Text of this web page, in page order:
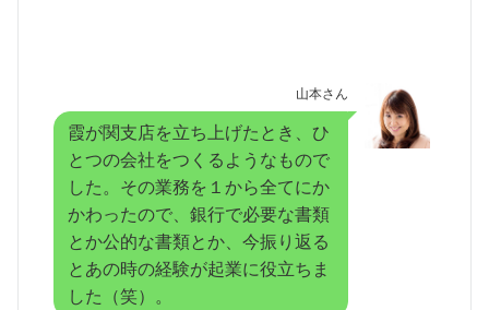
山本さん
霞が関支店を立ち上げたとき、ひ
とつの会社をつくるようなもので
した。その業務を１から全てにか
かわったので、銀行で必要な書類
とか公的な書類とか、今振り返る
とあの時の経験が起業に役立ちま
した（笑）。